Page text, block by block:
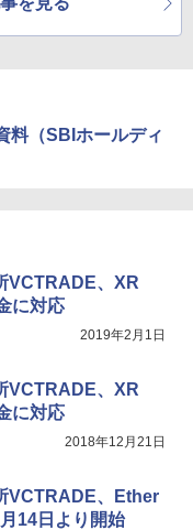
料（SBIホールディ
VCTRADE、XR
に対応
2019年2月1日
VCTRADE、XR
に対応
2018年12月21日
VCTRADE、Ether
14日より開始